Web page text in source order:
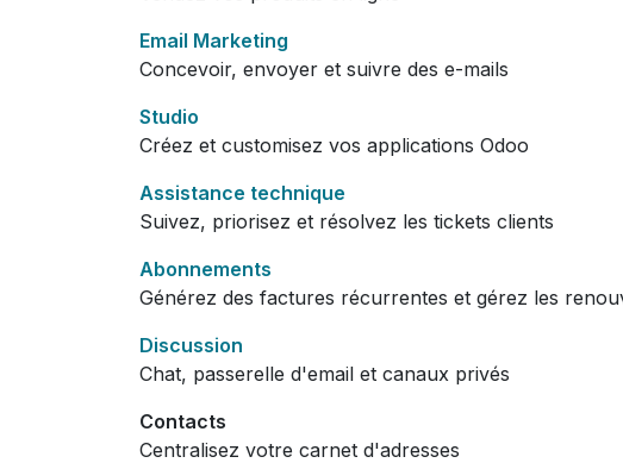
Email Marketing
Concevoir, envoyer et suivre des e-mails
Studio
Créez et customisez vos applications Odoo
Assistance technique
Suivez, priorisez et résolvez les tickets clients
Abonnements
Générez des factures récurrentes et gérez les
Discussion
Chat, passerelle d'email et canaux privés
Contacts
Centralisez votre carnet d'adresses